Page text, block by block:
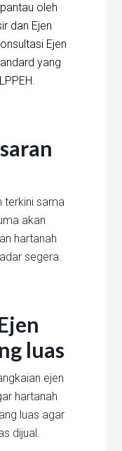
oleh
dan Ejen
Ejen
yang
sama
akan
hartanah
segera.
luas
ejen
hartanah
luas agar
dijual.